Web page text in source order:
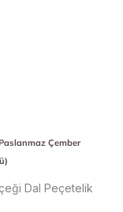
Çember